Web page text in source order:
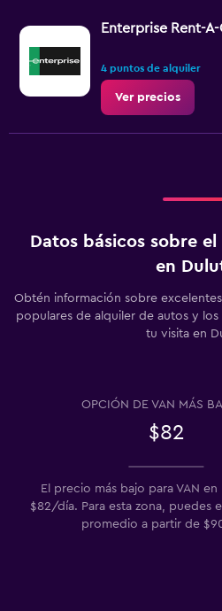
Enterprise Rent-
4 puntos de alquiler
Ver precios
Datos básicos sobre
en
Obtén información sobre
populares de alquiler de autos y
tu visita en
OPCIÓN DE VAN MÁS
$82
El precio más bajo para VAN
$82/día. Para esta zona, puedes
promedio a partir de